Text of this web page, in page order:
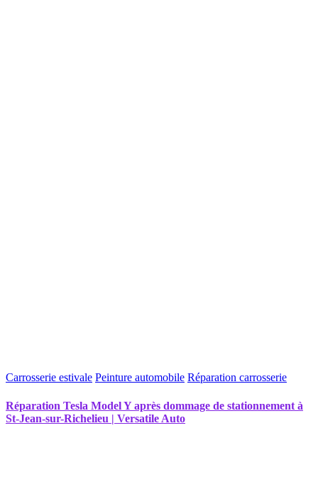
Carrosserie estivale Peinture automobile Réparation carrosserie
Réparation Tesla Model Y après dommage de stationnement à
St-Jean-sur-Richelieu | Versatile Auto